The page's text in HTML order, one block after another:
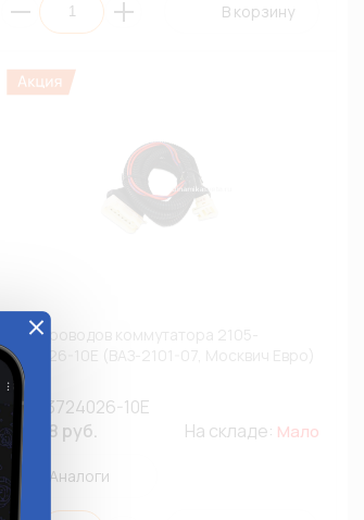
В корзину
Жгут проводов коммутатора 2105-
3724026-10Е (ВАЗ-2101-07, Москвич Евро)
2105-3724026-10Е
803.68 руб.
На складе: Мало
Аналоги